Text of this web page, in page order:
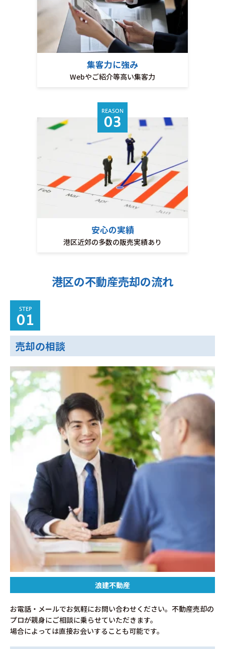
集客力に強み
Webやご紹介等高い集客力
REASON
03
安心の実績
港区近郊の多数の販売実績あり
港区の不動産売却の流れ
STEP
01
売却の相談
浪建不動産
お電話・メールでお気軽にお問い合わせください。不動産売却の
プロが親身にご相談に乗らせていただきます。
場合によっては直接お会いすることも可能です。